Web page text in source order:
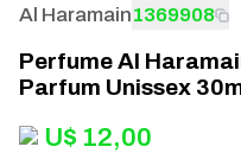
Al Haramain1369908
Perfume Al
Parfum Unissex
U$ 12,00